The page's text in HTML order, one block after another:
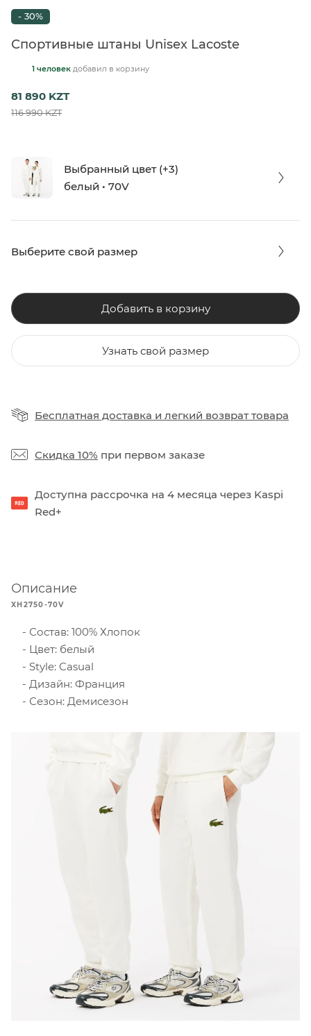
- 30%
Спортивные штаны Unisex Lacoste
1 человек добавил в корзину
81 890 KZT
116 990 KZT
Выбранный цвет (+3)
белый • 70V
Выберите свой размер
Добавить в корзину
Узнать свой размер
Бесплатная доставка и легкий возврат товара
Скидка 10% при первом заказе
Доступна рассрочка на 4 месяца через Kaspi
Red+
Описание
XH2750-70V
Состав: 100% Хлопок
Цвет: белый
Style: Casual
Дизайн: Франция
Сезон: Демисезон